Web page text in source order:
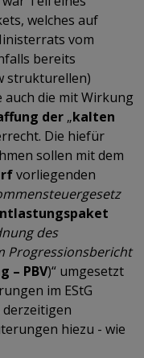
welches auf
vom
bereits
strukturellen)
die mit Wirkung
der „kalten
Die hiefür
sollen mit dem
vorliegenden
des
Progressionsbericht
– PBV)“ umgesetzt
im EStG
derzeitigen
hiezu - wie